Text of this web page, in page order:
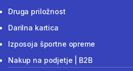
Druga priložnost
Darilna kartica
Izposoja športne opreme
Nakup na podjetje | B2B